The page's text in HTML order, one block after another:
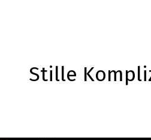
Stille